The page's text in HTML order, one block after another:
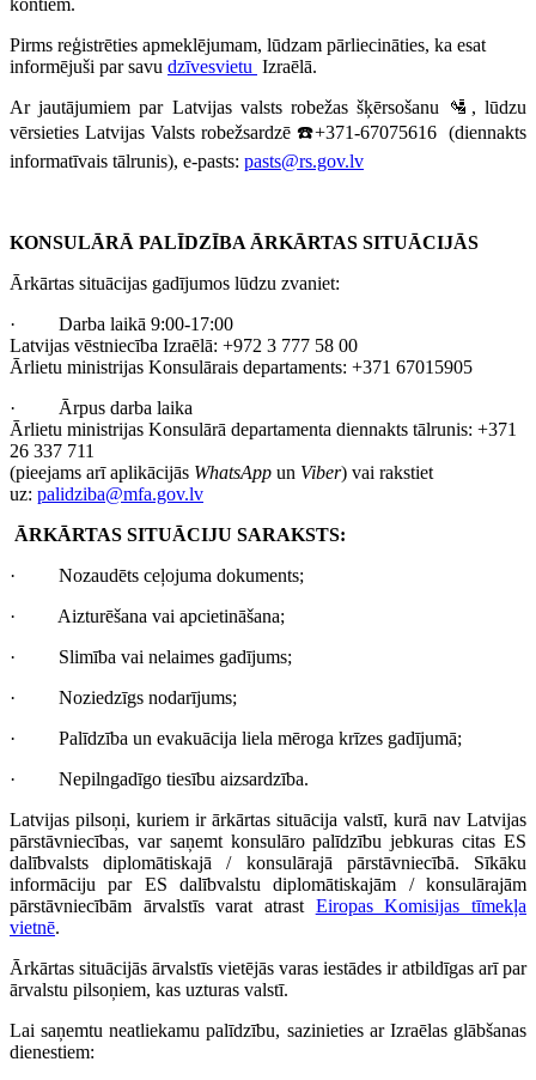
Pirms reģistrēties apmeklējumam, lūdzam pārliecināties, ka esat
informējuši par savu dzīvesvietu Izraēlā.
Ar jautājumiem par Latvijas valsts robežas šķērsošanu 🛂, lūdzu
vērsieties Latvijas Valsts robežsardzē ☎️+371-67075616 (diennakts
informatīvais tālrunis), e-pasts: pasts@rs.gov.lv
KONSULĀRĀ PALĪDZĪBA ĀRKĀRTAS SITUĀCIJĀS
Ārkārtas situācijas gadījumos lūdzu zvaniet:
· Darba laikā 9:00-17:00
Latvijas vēstniecība Izraēlā: +972 3 777 58 00
Ārlietu ministrijas Konsulārais departaments: +371 67015905
· Ārpus darba laika
Ārlietu ministrijas Konsulārā departamenta diennakts tālrunis: +371
26 337 711
(pieejams arī aplikācijās WhatsApp un Viber) vai rakstiet
uz: palidziba@mfa.gov.lv
ĀRKĀRTAS SITUĀCIJU SARAKSTS:
· Nozaudēts ceļojuma dokuments;
· Aizturēšana vai apcietināšana;
· Slimība vai nelaimes gadījums;
· Noziedzīgs nodarījums;
· Palīdzība un evakuācija liela mēroga krīzes gadījumā;
· Nepilngadīgo tiesību aizsardzība.
Latvijas pilsoņi, kuriem ir ārkārtas situācija valstī, kurā nav Latvijas
pārstāvniecības, var saņemt konsulāro palīdzību jebkuras citas ES
dalībvalsts diplomātiskajā / konsulārajā pārstāvniecībā. Sīkāku
informāciju par ES dalībvalstu diplomātiskajām / konsulārajām
pārstāvniecībām ārvalstīs varat atrast Eiropas Komisijas tīmekļa
vietnē.
Ārkārtas situācijās ārvalstīs vietējās varas iestādes ir atbildīgas arī par
ārvalstu pilsoņiem, kas uzturas valstī.
Lai saņemtu neatliekamu palīdzību, sazinieties ar Izraēlas glābšanas
dienestiem: